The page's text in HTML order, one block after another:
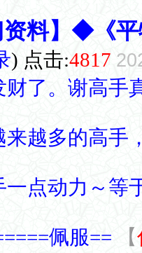
资料】◆《
) 点击:4817
财了。谢高手
来越多的高手
一点动力～等
佩服== 【